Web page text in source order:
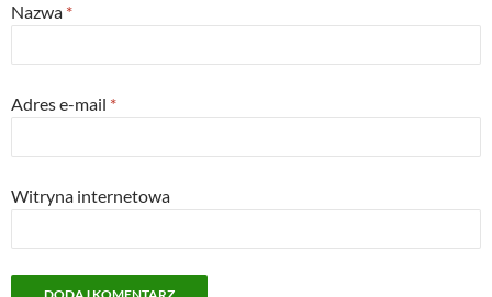
Nazwa *
Adres e-mail *
Witryna internetowa